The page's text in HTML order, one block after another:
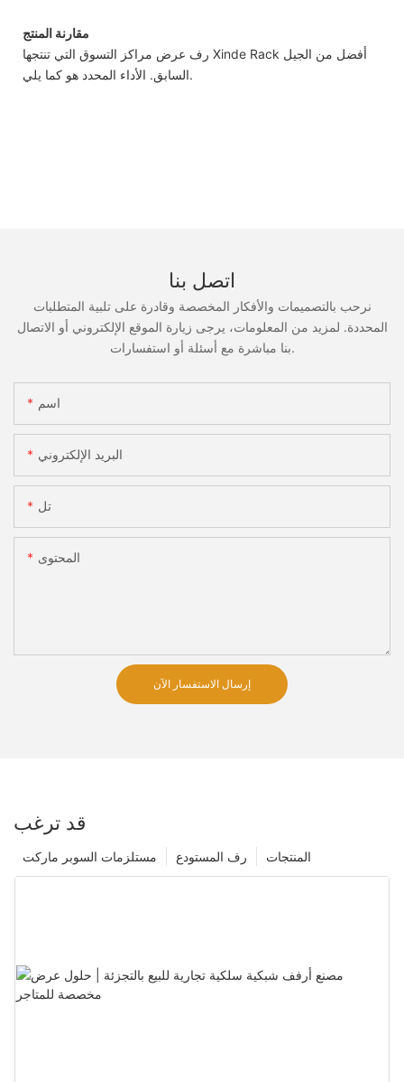
مقارنة المنتج
رف عرض مراكز التسوق التي تنتجها Xinde Rack أفضل من الجيل
السابق. الأداء المحدد هو كما يلي.
اتصل بنا
نرحب بالتصميمات والأفكار المخصصة وقادرة على تلبية المتطلبات
المحددة. لمزيد من المعلومات، يرجى زيارة الموقع الإلكتروني أو الاتصال
بنا مباشرة مع أسئلة أو استفسارات.
اسم
البريد الإلكتروني
تل
المحتوى
إرسال الاستفسار الآن
قد ترغب
المنتجات رف المستودع مستلزمات السوبر ماركت